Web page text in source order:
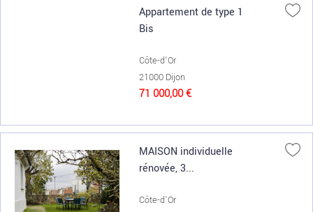
Appartement de type 1
Bis
Côte-d'Or
21000 Dijon
71 000,00 €
MAISON individuelle
rénovée, 3...
Côte-d'Or